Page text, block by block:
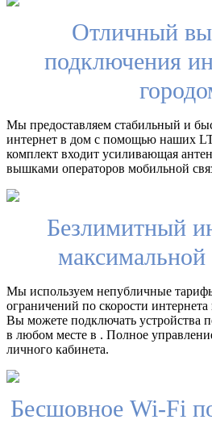
Отличный
подключения
Мы предоставляем стабильный и
интернет в дом с помощью наших
комплект входит усиливающая
вышками операторов мобильной
Безлимитный
максимальной
Мы используем непубличные
ограничений по скорости
Вы можете подключать устройства
в любом месте в . Полное
личного кабинета.
Бесшовное Wi-Fi